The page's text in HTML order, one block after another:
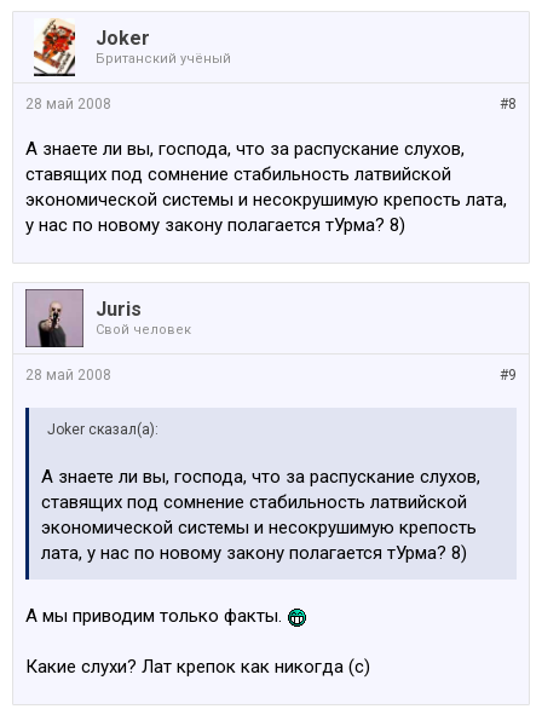
Joker
Британский учёный
#8
28 май 2008
А знаете ли вы, господа, что за распускание слухов,
ставящих под сомнение стабильность латвийской
экономической системы и несокрушимую крепость лата,
у нас по новому закону полагается тУрма? 8)
Juris
Свой человек
#9
28 май 2008
Joker сказал(а):
А знаете ли вы, господа, что за распускание слухов,
ставящих под сомнение стабильность латвийской
экономической системы и несокрушимую крепость
лата, у нас по новому закону полагается тУрма? 8)
А мы приводим только факты.
Какие слухи? Лат крепок как никогда (с)